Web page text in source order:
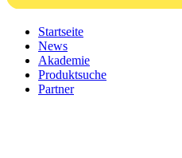
Startseite
News
Akademie
Produktsuche
Partner